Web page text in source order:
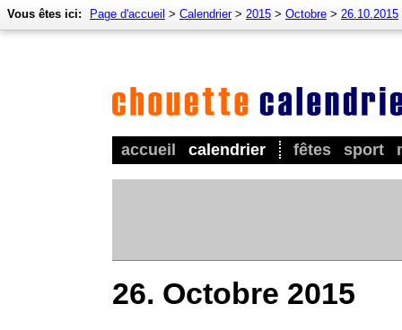
accueil calendrier fêtes sport
Vous êtes ici: Page d'accueil > Calendrier> 2015 > Octobre > 26.10.2015
26. Octobre 2015